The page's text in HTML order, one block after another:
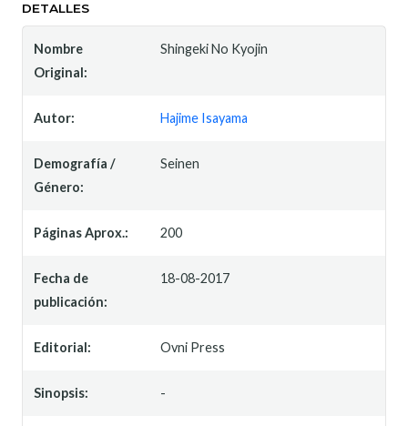
DETALLES
Nombre
Original:
Shingeki No Kyojin
Autor: Hajime Isayama
Demografía /
Género:
Seinen
Páginas Aprox.: 200
Fecha de
publicación:
18-08-2017
Editorial: Ovni Press
Sinopsis: -